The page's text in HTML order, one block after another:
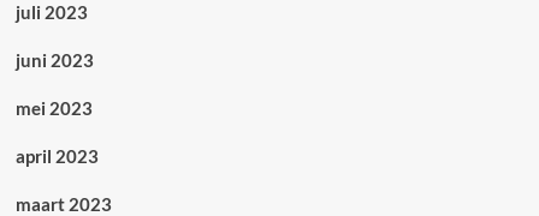
juli 2023
juni 2023
mei 2023
april 2023
maart 2023